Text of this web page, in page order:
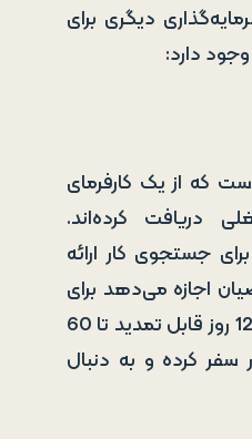
دیگری برای
دارد:
که از یک کارفرمای
دریافت کرده‌اند.
برای جستجوی کار ارائه
اجازه می‌دهد برای
مدت محدودی (مثلاً 120 روز قابل تمدید تا 60
سفر کرده و به دنبال